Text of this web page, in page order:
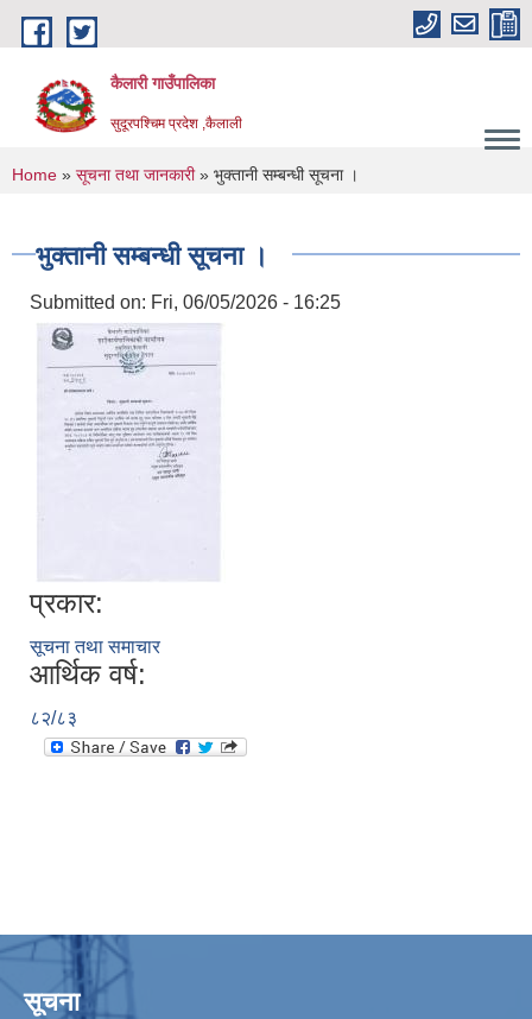
Skip to main content
कैलारी गाउँपालिका
सुदूरपश्चिम प्रदेश ,कैलाली
You are here
Home » सूचना तथा जानकारी» भुक्तानी सम्बन्धी सूचना ।
भुक्तानी सम्बन्धी सूचना ।
Submitted on: Fri, 06/05/2026 - 16:25
प्रकार:
सूचना तथा समाचार
आर्थिक वर्ष:
८२/८३
सूचना